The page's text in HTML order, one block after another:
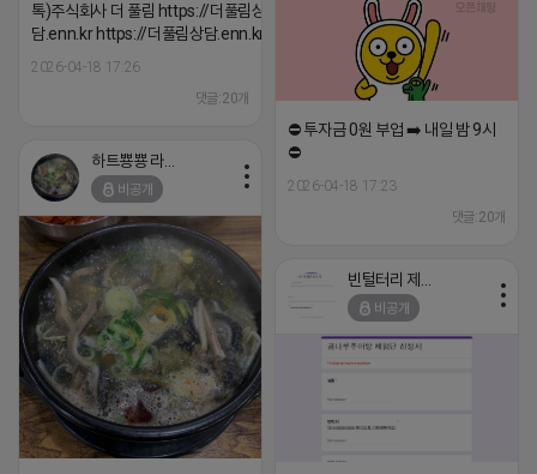
톡)주식회사 더 풀림 https://더풀림상
담.enn.kr https://더풀림상담.enn.kr
2026-04-18 17:26
댓글:20개
⛔️ 투자금 0원 부업 ➡️ 내일 밤 9시
⛔️
2026-04-18 17:23
댓글:20개
하트뿅뿅 라이언
비공개
비공개